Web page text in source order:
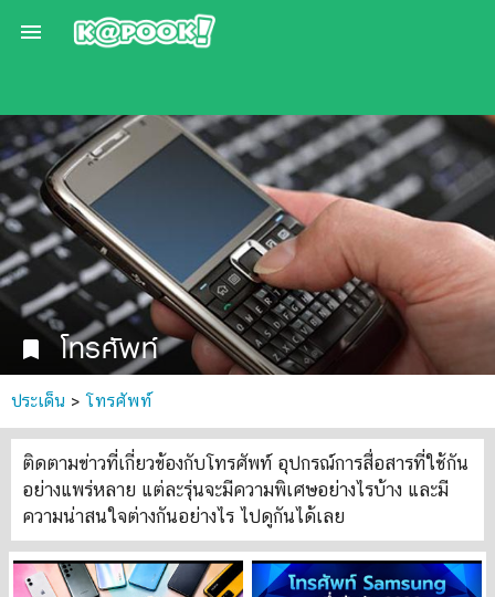

bookmark โทรศัพท์
ประเด็น > โทรศัพท์
ติดตามข่าวที่เกี่ยวข้องกับโทรศัพท์ อุปกรณ์การสื่อสารที่ใช้กัน
อย่างแพร่หลาย แต่ละรุ่นจะมีความพิเศษอย่างไรบ้าง และมี
ความน่าสนใจต่างกันอย่างไร ไปดูกันได้เลย